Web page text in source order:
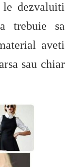
dezvaluiti
trebuie sa
aveti
sau chiar